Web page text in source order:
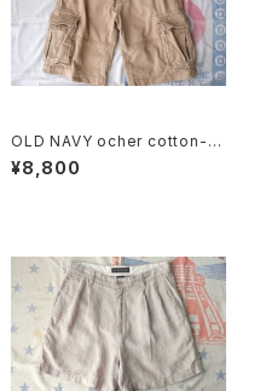
OLD NAVY ocher cotton-t
will cargo Shorts
¥8,800